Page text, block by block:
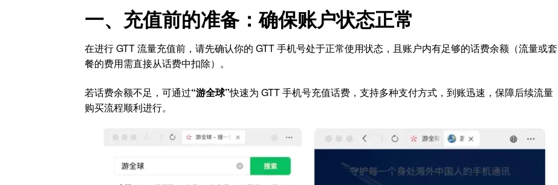
一、充值前的准备：确保账户状态正常
在进行 GTT 流量充值前，请先确认你的 GTT 手机号处于正常使用状态，且账户内有足够的话费余额（流量或套
餐的费用需直接从话费中扣除）。
若话费余额不足，可通过“游全球”快速为 GTT 手机号充值话费，支持多种支付方式，到账迅速，保障后续流量
购买流程顺利进行。